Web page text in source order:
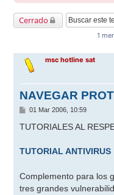
Cerrado
1
msc hotline sat
NAVEGAR
M
n
j
e
01 Mar 2006, 10:59
TUTORIALES AL
TUTORIAL ANTIVIRUS
Complemento para los
tres grandes